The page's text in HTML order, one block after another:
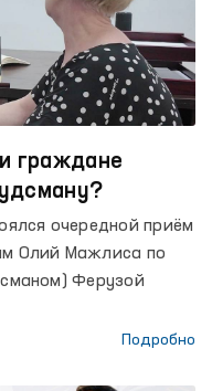
граждане
очередной приём
Олий Мажлиса по
Ферузой
Подробно